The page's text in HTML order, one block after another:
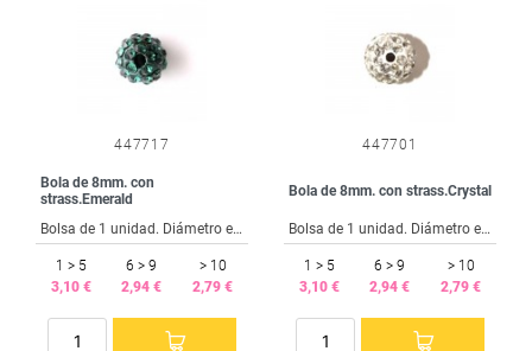
447717
Bola de 8mm. con
strass.Emerald
Bolsa de 1 unidad. Diámetro exterior 8 mm. Taladro interior 1.5 mm.
1 > 5
3,10 €
6 > 9
2,94 €
> 10
2,79 €
447701
Bola de 8mm. con strass.Crystal
Bolsa de 1 unidad. Diámetro exterior 8 mm. Taladro interior 1.5 mm.
1 > 5
3,10 €
6 > 9
2,94 €
> 10
2,79 €